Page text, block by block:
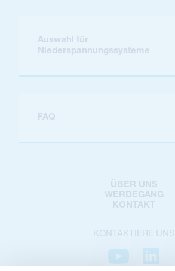
Auswahl für
Niederspannungssysteme
FAQ
ÜBER UNS
WERDEGANG
KONTAKT
KONTAKTIERE UNS